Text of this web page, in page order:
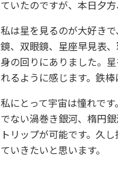
ていたのですが、本日夕
私は星を見るのが大好き
鏡、双眼鏡、星座早見表
身の回りにありました。
れるように感じます。鉄
私にとって宇宙は憧れで
でない渦巻き銀河、楕円
トリップが可能です。久
ていきたいと思います。